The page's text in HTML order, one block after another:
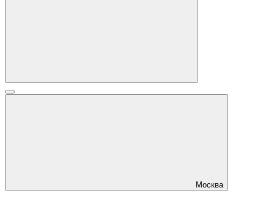
Москва